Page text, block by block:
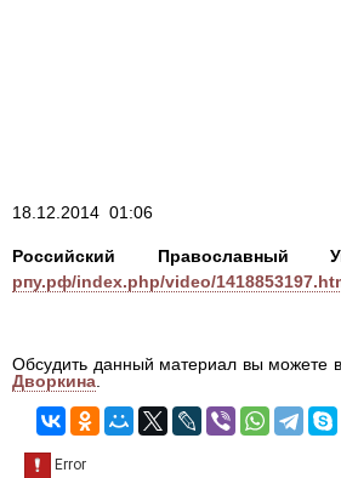
18.12.2014 01:06
Российский Православный
рпу.рф/index.php/video/
Обсудить данный материал вы можете в
Дворкина